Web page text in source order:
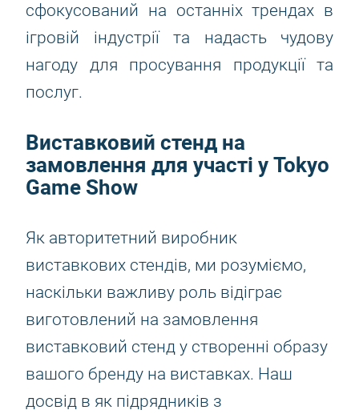
сфокусований на останніх трендах в
ігровій індустрії та надасть чудову
нагоду для просування продукції та
послуг.
Виставковий стенд на
замовлення для участі у Tokyo
Game Show
Як авторитетний виробник
виставкових стендів, ми розуміємо,
наскільки важливу роль відіграє
виготовлений на замовлення
виставковий стенд у створенні образу
вашого бренду на виставках. Наш
досвід в як підрядників з